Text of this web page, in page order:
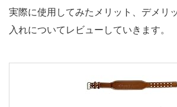
実際に使用してみたメリット、デメリ
入れについてレビューしていきます。